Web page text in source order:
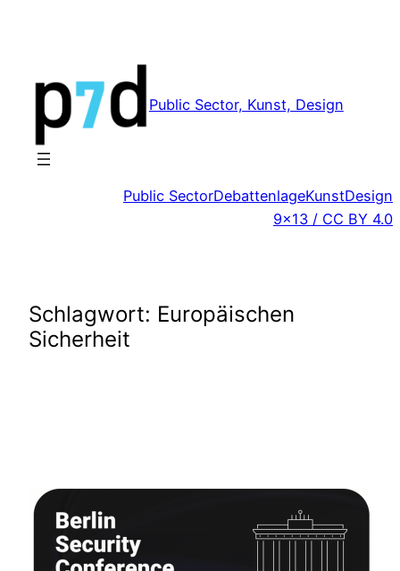
Public Sector, Kunst, Design
Public SectorDebattenlageKunstDesign
9×13 / CC BY 4.0
Schlagwort: Europäischen
Sicherheit